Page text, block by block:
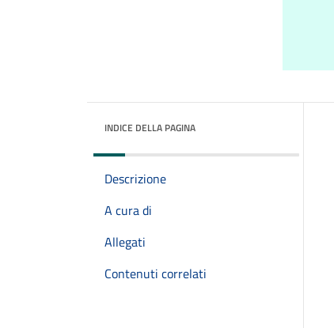
INDICE DELLA PAGINA
Descrizione
A cura di
Allegati
Contenuti correlati